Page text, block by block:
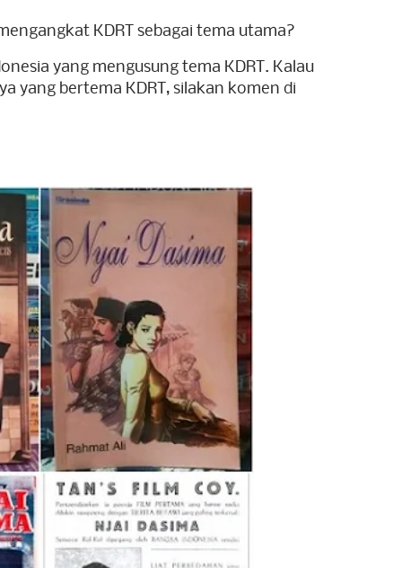
KDRT sebagai tema utama?
yang mengusung tema KDRT. Kalau
yang bertema KDRT, silakan komen di